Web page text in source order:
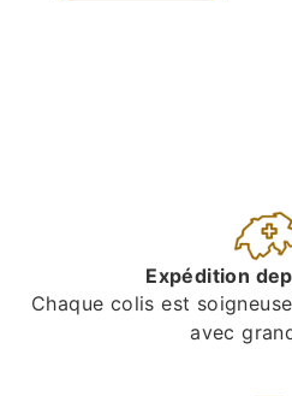
Expédition
Chaque colis est
avec